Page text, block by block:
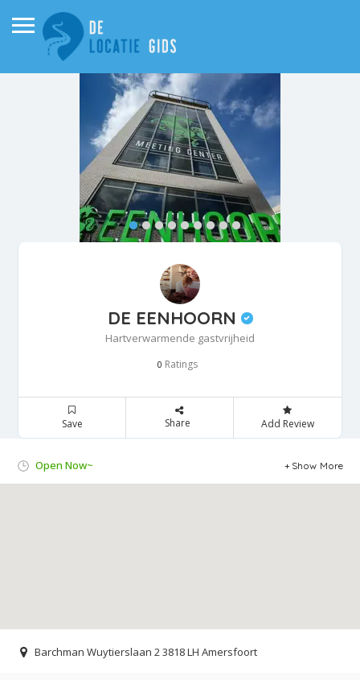
DE EENHOORN
Hartverwarmende gastvrijheid
0 Ratings
Save Share Add Review
Open Now~ Show More
Barchman Wuytierslaan 2 3818 LH Amersfoort